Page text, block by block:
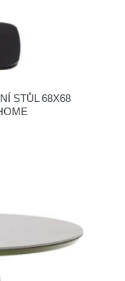
STŮL 68X68